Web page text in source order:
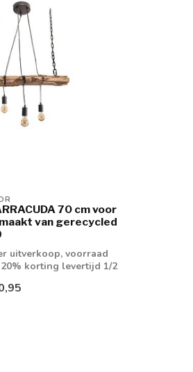
70 cm voor
van gerecycled
uitverkoop, voorraad
korting levertijd 1/2